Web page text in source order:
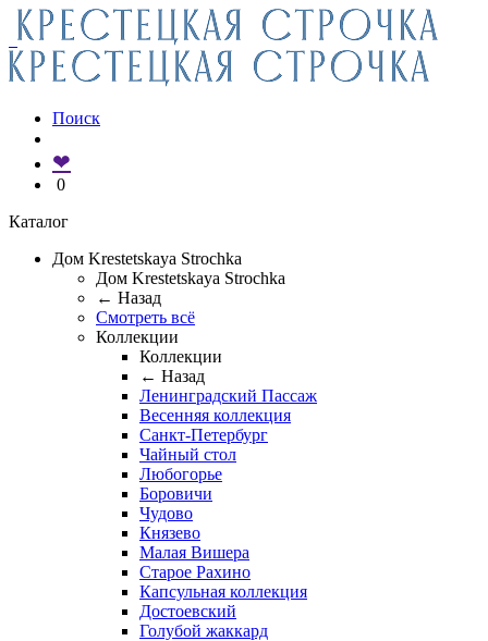
Поиск
❤
0
Каталог
Дом Krestetskaya Strochka
Дом Krestetskaya Strochka
← Назад
Смотреть всё
Коллекции
Коллекции
← Назад
Ленинградский Пассаж
Весенняя коллекция
Санкт-Петербург
Чайный стол
Любогорье
Боровичи
Чудово
Князево
Малая Вишера
Старое Рахино
Капсульная коллекция
Достоевский
Голубой жаккард